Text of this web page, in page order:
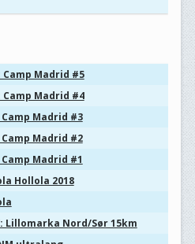
Camp Madrid #5
Camp Madrid #4
Madrid #3
Madrid #2
Madrid #1
Hollola 2018
Lillomarka Nord/Sør 15km